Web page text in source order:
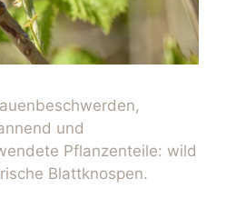
und
Pflanzenteile: wild
Blattknospen.